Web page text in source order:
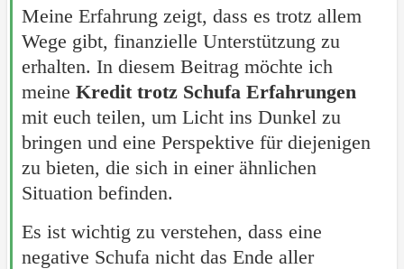
Meine Erfahrung zeigt, dass es trotz allem
Wege gibt, finanzielle Unterstützung zu
erhalten. In diesem Beitrag möchte ich
meine Kredit trotz Schufa Erfahrungen
mit euch teilen, um Licht ins Dunkel zu
bringen und eine Perspektive für diejenigen
zu bieten, die sich in einer ähnlichen
Situation befinden.
Es ist wichtig zu verstehen, dass eine
negative Schufa nicht das Ende aller